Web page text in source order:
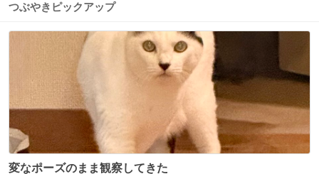
つぶやきピックアップ
変なポーズのまま観察してきた